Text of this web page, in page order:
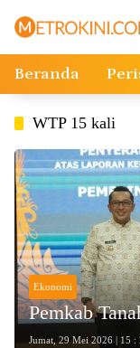
Beranda
WTP 15 kali
Ekonomi
Pemkab
Jumat, 29 Mei 2026 | 15 :